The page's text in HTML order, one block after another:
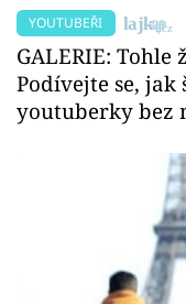
YOUTUBEŘI
GALERIE: Tohle
Podívejte se,
youtuberky bez